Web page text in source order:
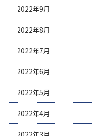
2022年9月
2022年8月
2022年7月
2022年6月
2022年5月
2022年4月
2022年3月